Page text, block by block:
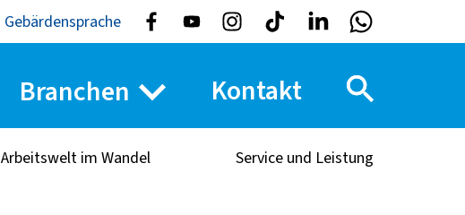
Gebärdensprache
Branchen Kontakt
Arbeitswelt im Wandel Service und Leistung